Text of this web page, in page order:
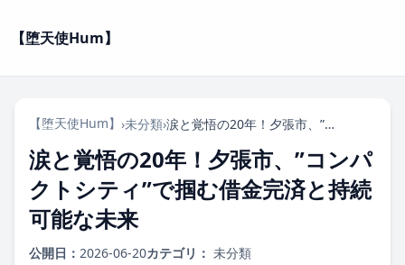
【堕天使Hum】
【堕天使Hum】 ›未分類› 涙と覚悟の20年！夕張市、”コンパクトシティ”で掴む借金完済と持続可能な未来
涙と覚悟の20年！夕張市、”コンパ
クトシティ”で掴む借金完済と持続
可能な未来
公開日： 2026-06-20カテゴリ： 未分類